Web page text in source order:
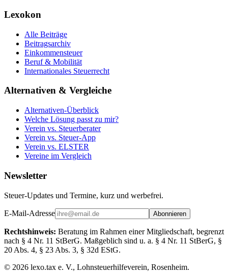
Lexokon
Alle Beiträge
Beitragsarchiv
Einkommensteuer
Beruf & Mobilität
Internationales Steuerrecht
Alternativen & Vergleiche
Alternativen-Überblick
Welche Lösung passt zu mir?
Verein vs. Steuerberater
Verein vs. Steuer-App
Verein vs. ELSTER
Vereine im Vergleich
Newsletter
Steuer-Updates und Termine, kurz und werbefrei.
E-Mail-Adresse Abonnieren
Rechtshinweis: Beratung im Rahmen einer Mitgliedschaft, begrenzt
nach § 4 Nr. 11 StBerG. Maßgeblich sind u. a. § 4 Nr. 11 StBerG, §
20 Abs. 4, § 23 Abs. 3, § 32d EStG.
© 2026 lexo.tax e. V., Lohnsteuerhilfeverein, Rosenheim.